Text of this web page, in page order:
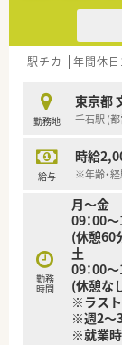
駅チカ 年間休
勤務地
東京都
千石駅 (
給与
時給
※年齢・
勤務
時間
月～金
09：00
(休憩60
土
09：00
(休憩な
※ラスト
※週2～
※就業